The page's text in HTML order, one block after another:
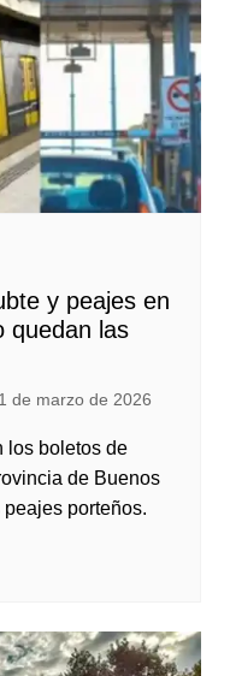
y peajes en
quedan las
de marzo de 2026
los boletos de
de Buenos
porteños.